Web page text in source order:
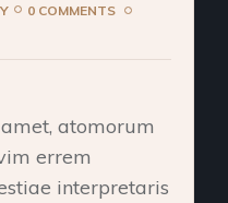
0 COMMENTS
atomorum
errem
interpretaris